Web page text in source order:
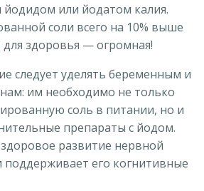
или йодатом калия.
соли всего на 10% выше
здоровья — огромная!
следует уделять беременным и
им необходимо не только
соль в питании, но и
препараты с йодом.
развитие нервной
поддерживает его когнитивные